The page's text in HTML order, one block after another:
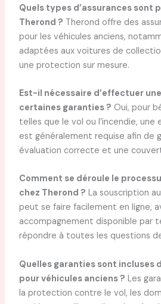
Quels types d’assurances sont
Therond ? Therond offre des
pour les véhicules anciens,
adaptées aux voitures de
une protection sur mesure.
Est-il nécessaire d’effectuer
certaines garanties ? Oui, pour
telles que le vol ou l’incendie, une
est généralement requise afin de
évaluation correcte et une
Comment se déroule le
chez Therond ? La souscription
peut se faire facilement en ligne,
accompagnement disponible par
répondre à toutes les questions
Quelles garanties sont incluses
pour véhicules anciens ? Les
la protection contre le vol, les